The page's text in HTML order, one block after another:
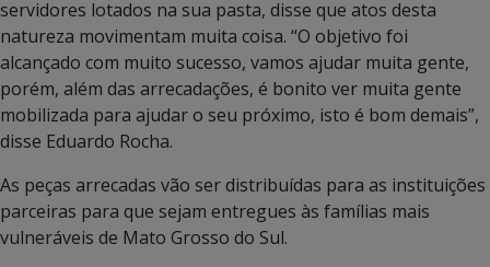
servidores lotados na sua pasta, disse que atos desta
natureza movimentam muita coisa. “O objetivo foi
alcançado com muito sucesso, vamos ajudar muita gente,
porém, além das arrecadações, é bonito ver muita gente
mobilizada para ajudar o seu próximo, isto é bom demais”,
disse Eduardo Rocha.
As peças arrecadas vão ser distribuídas para as instituições
parceiras para que sejam entregues às famílias mais
vulneráveis de Mato Grosso do Sul.